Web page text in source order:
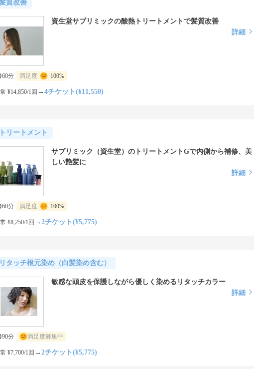
質改善
資生堂サブリミックの酸熱トリートメントで髪質改善
詳細
60分 満足度 100%
¥14,850/1回 → 4チケット(¥11,550)
リートメント
サブリミック（資生堂）のトリートメントGで内側から補修、美
しい艶髪に
詳細
60分 満足度 100%
¥8,250/1回 → 2チケット(¥5,775)
タッチ根元染め（白髪染め含む）
敏感な頭皮を保護しながら優しく染めるリタッチカラー
詳細
90分 満足度募集中
¥7,700/1回 → 2チケット(¥5,775)